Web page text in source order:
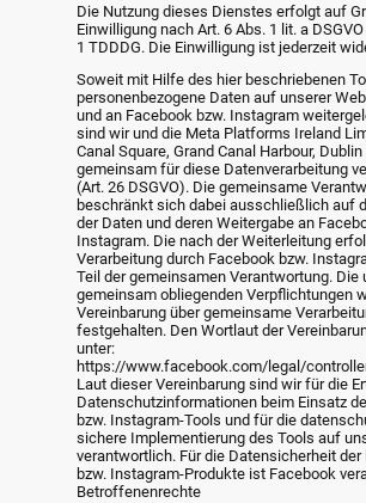
Die Nutzung dieses Dienstes erfolgt auf
Einwilligung nach Art. 6 Abs. 1 lit. a
1 TDDDG. Die Einwilligung ist jederzeit
Soweit mit Hilfe des hier beschriebenen
personenbezogene Daten auf unserer
und an Facebook bzw. Instagram
sind wir und die Meta Platforms Ireland
Canal Square, Grand Canal Harbour, Dublin
gemeinsam für diese Datenverarbeitung
(Art. 26 DSGVO). Die gemeinsame
beschränkt sich dabei ausschließlich auf
der Daten und deren Weitergabe an
Instagram. Die nach der Weiterleitung
Verarbeitung durch Facebook bzw.
Teil der gemeinsamen Verantwortung. Die
gemeinsam obliegenden Verpflichtungen
Vereinbarung über gemeinsame
festgehalten. Den Wortlaut der
unter:
https://www.facebook.com/legal/
Laut dieser Vereinbarung sind wir für die
Datenschutzinformationen beim Einsatz
bzw. Instagram-Tools und für die
sichere Implementierung des Tools auf
verantwortlich. Für die Datensicherheit der
bzw. Instagram-Produkte ist Facebook
Betroffenenrechte